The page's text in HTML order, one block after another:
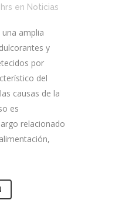
en Noticias
una amplia
y
por
del
causas de la
es
relacionado